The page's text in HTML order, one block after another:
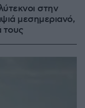
στην
μεσημεριανό,
τους